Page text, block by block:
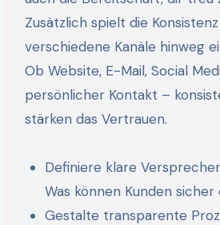
Zusätzlich spielt die
verschiedene Kanäle hinweg
Ob Website, E-Mail, Social
persönlicher Kontakt –
stärken das Vertrauen.
Definiere klare
Was können Kunden
Gestalte transparente